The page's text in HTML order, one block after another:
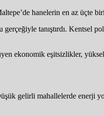
hanelerin en az üçte
tanıştırdı.
ekonomik eşitsizlikler,
gelirli mahallelerde enerji